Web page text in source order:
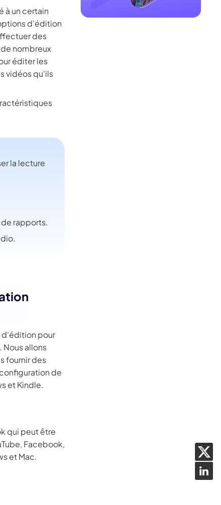
à un certain
d'édition
des
nombreux
éditer les
vidéos qu'ils
la lecture
rapports.
d'édition pour
Nous allons
fournir des
de
et Kindle.
qui peut être
Facebook,
et Mac.